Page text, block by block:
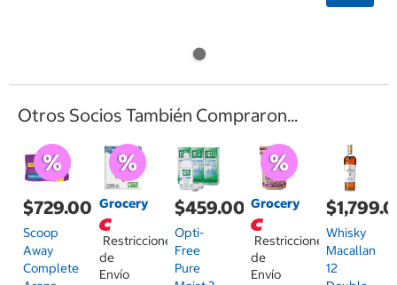
Otros Socios También Compraron...
$729.00
Scoop
Away
Complete
Grocery
Restricciones
de
Envío
$459.00
Opti-
Free
Pure
Grocery
Restricciones
de
Envío
Whisky
Macallan
12